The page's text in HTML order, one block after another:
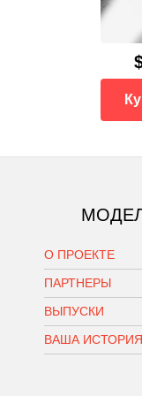
О ПРОЕКТЕ
ПАРТНЕРЫ
ВЫПУСКИ
ВАША ИСТОРИЯ